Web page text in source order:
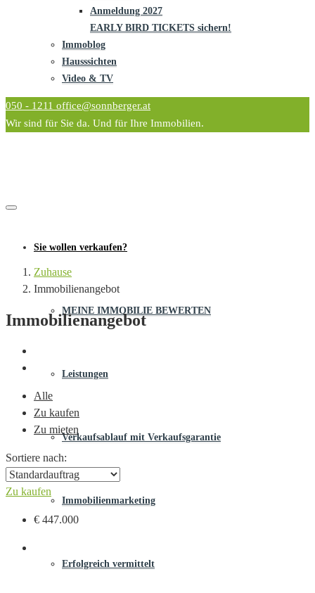
Anmeldung 2027
EARLY BIRD TICKETS sichern!
Immoblog
Hausssichten
Video & TV
050 - 1211 office@sonnberger.at
Wir sind für Sie da. Und für Ihre Immobilien.
Sie wollen verkaufen?
MEINE IMMOBILIE BEWERTEN
Leistungen
Verkaufsablauf mit Verkaufsgarantie
Immobilienmarketing
Erfolgreich vermittelt
Zuhause
Immobilienangebot
Immobilienangebot
Alle
Zu kaufen
Zu mieten
Sortiere nach:
Zu kaufen
€ 447.000